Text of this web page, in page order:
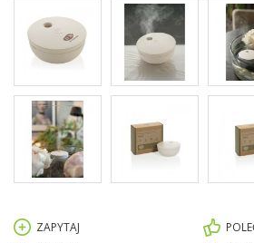
ZAPYTAJ